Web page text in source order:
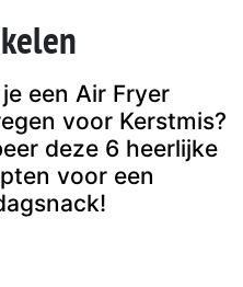
een Air Fryer
voor Kerstmis?
deze 6 heerlijke
voor een